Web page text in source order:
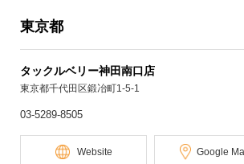
東京都
タックルベリー神田南口店
東京都千代田区鍛冶町1-5-1
03-5289-8505
Website Google